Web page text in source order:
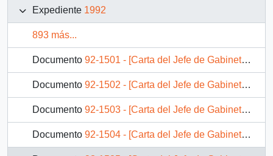
Expediente 1992
893 más...
Documento 92-1501 - [Carta del Jefe de Gabinete de la Presidencia a Intendente de La Araucanía]
Documento 92-1502 - [Carta del Jefe de Gabinete de la Presidencia a Alcalde de Quinta Normal]
Documento 92-1503 - [Carta del Jefe de Gabinete de la Presidencia a Director del INP]
Documento 92-1504 - [Carta del Jefe de Gabinete de la Presidencia a Gerente General de Correos de Chile]